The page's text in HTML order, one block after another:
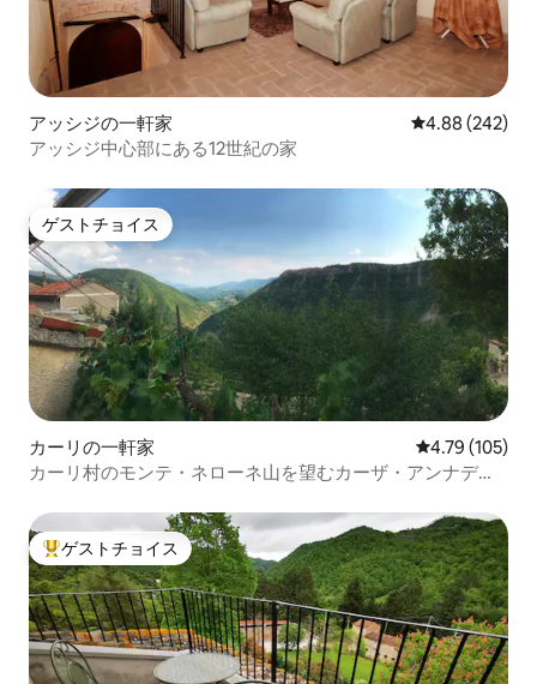
アッシジの一軒家 レビュー242
4.88 (242)
アッシジ中心部にある12世紀の家
ゲストチョイス
ゲストチョイス
カーリの一軒家 レビュー105
4.79 (105)
カーリ村のモンテ・ネローネ山を望むカーザ・アンナデリ
大好評のゲストチョイスです。
ゲストチョイス